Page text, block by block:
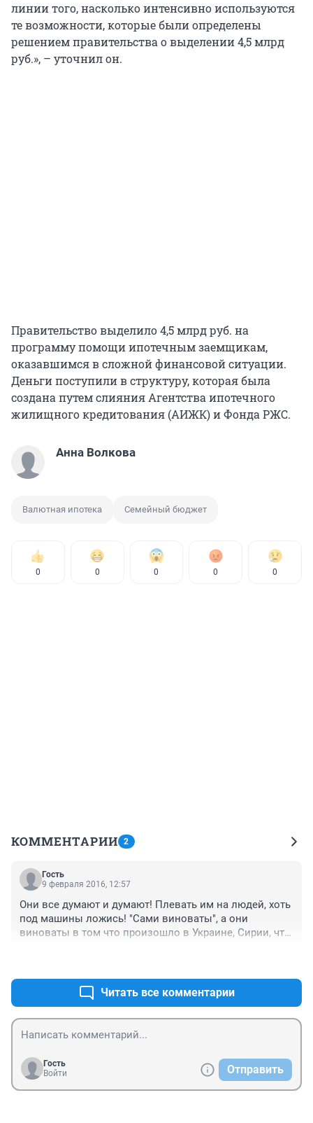
линии того, насколько интенсивно используются
те возможности, которые были определены
решением правительства о выделении 4,5 млрд
руб.», – уточнил он.
Правительство выделило 4,5 млрд руб. на
программу помощи ипотечным заемщикам,
оказавшимся в сложной финансовой ситуации.
Деньги поступили в структуру, которая была
создана путем слияния Агентства ипотечного
жилищного кредитования (АИЖК) и Фонда РЖС.
Анна Волкова
Валютная ипотека Семейный бюджет
0 0 0 0 0
КОММЕНТАРИИ 2
Гость
9 февраля 2016, 12:57
Они все думают и думают! Плевать им на людей, хоть
под машины ложись! "Сами виноваты", а они
виноваты в том что произошло в Украине, Сирии, что
ведь наша "кровеностная система", а люди это так..
мусор..который мешается, если стоит на дороге!
Читать все комментарии
Гость
Войти
Отправить